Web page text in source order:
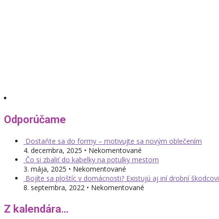
Odporúčame
Dostaňte sa do formy – motivujte sa novým oblečením
4. decembra, 2025 • Nekomentované
Čo si zbaliť do kabelky na potulky mestom
3. mája, 2025 • Nekomentované
Bojíte sa ploštíc v domácnosti? Existujú aj iní drobní
8. septembra, 2022 • Nekomentované
Z kalendára…